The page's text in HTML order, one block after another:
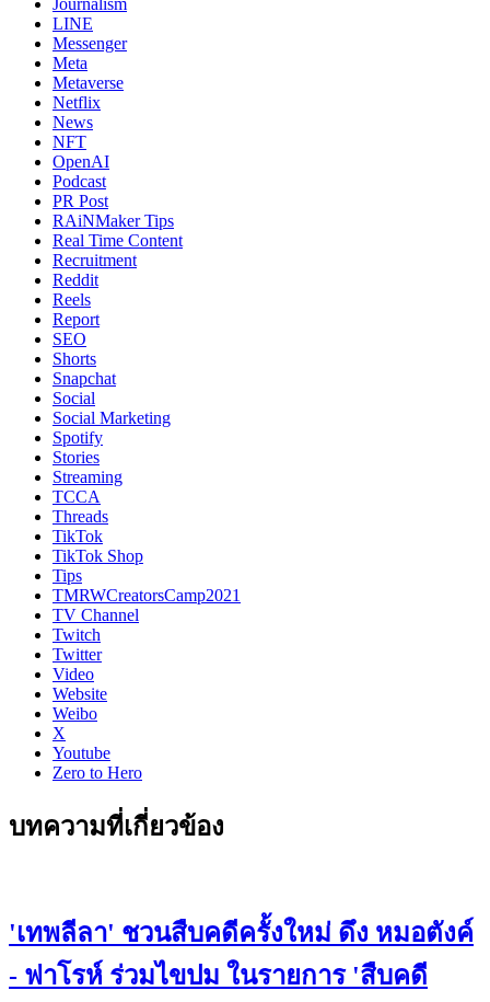
Journalism
LINE
Messenger
Meta
Metaverse
Netflix
News
NFT
OpenAI
Podcast
PR Post
RAiNMaker Tips
Real Time Content
Recruitment
Reddit
Reels
Report
SEO
Shorts
Snapchat
Social
Social Marketing
Spotify
Stories
Streaming
TCCA
Threads
TikTok
TikTok Shop
Tips
TMRWCreatorsCamp2021
TV Channel
Twitch
Twitter
Video
Website
Weibo
X
Youtube
Zero to Hero
บทความที่เกี่ยวข้อง
'เทพลีลา' ชวนสืบคดีครั้งใหม่ ดึง หมอตังค์
- ฟาโรห์ ร่วมไขปม ในรายการ 'สืบคดี